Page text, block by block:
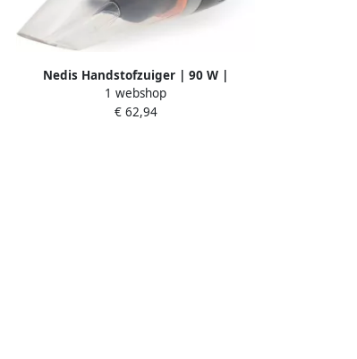
Nedis Handstofzuiger | 90 W |
Oplaadbaar | Droog Nat | Li-Ion | Grijs
Oranje Zwart VCHH250GY
1 webshop
€ 62,94